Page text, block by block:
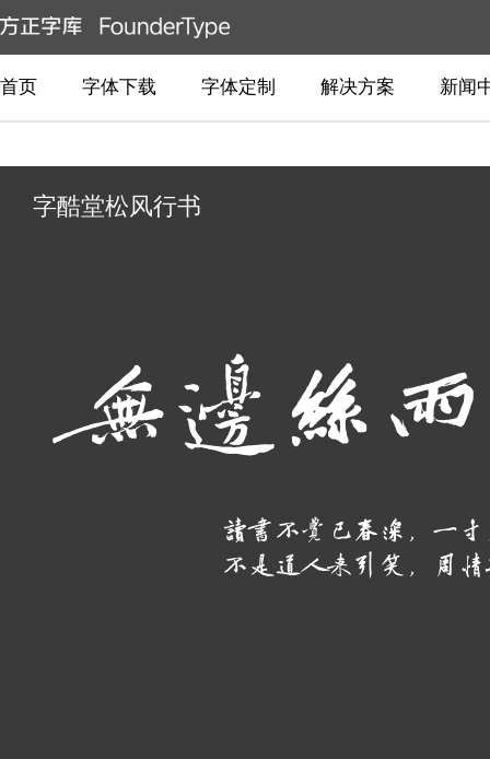
首页 字体下载 字体定制 解决方案 新闻
字酷堂松风行书
無邊絲
讀書不覺已春深，一
不是道人來引笑，周